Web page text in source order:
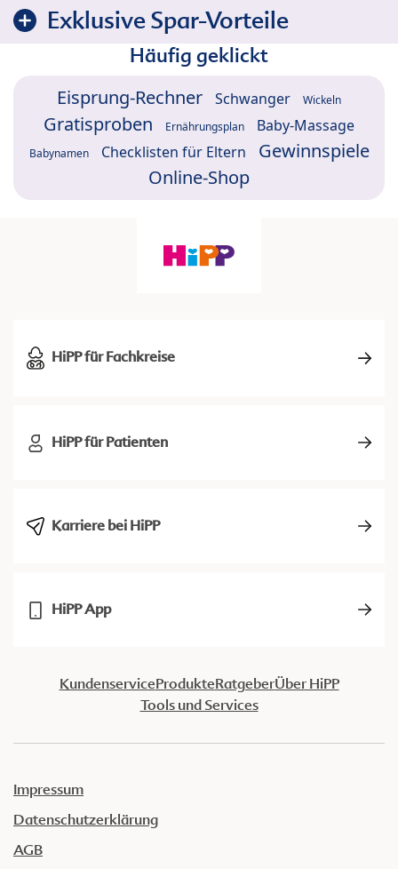
Exklusive Spar-Vorteile
Häufig geklickt
Eisprung-Rechner Schwanger Wickeln
Gratisproben Ernährungsplan Baby-Massage
Babynamen Checklisten für Eltern
Gewinnspiele
Online-Shop
HiPP für Fachkreise
HiPP für Patienten
Karriere bei HiPP
HiPP App
KundenserviceProdukteRatgeberÜber HiPP
Tools und Services
Impressum
Datenschutzerklärung
AGB